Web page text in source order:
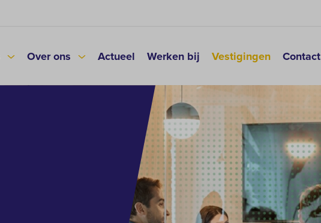
Over ons Actueel Werken bij Vestigingen Contact